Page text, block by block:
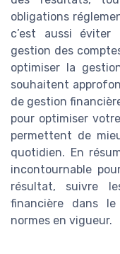
obligations
c’est aussi
gestion des
optimiser la
souhaitent
de gestion
pour optimiser
permettent de
quotidien. En
incontournable
résultat, suivre
financière dans
normes en vigueur.